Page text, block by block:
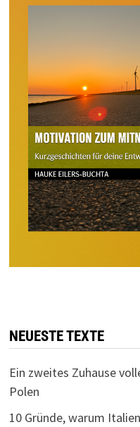
NEUESTE TEXTE
Ein zweites Zuhause
Polen
10 Gründe, warum